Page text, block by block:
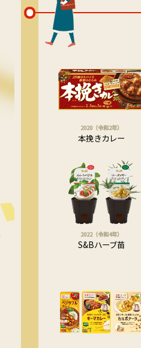
2020（令和2年）
本挽きカレー
2022（令和4年）
S&Bハーブ苗